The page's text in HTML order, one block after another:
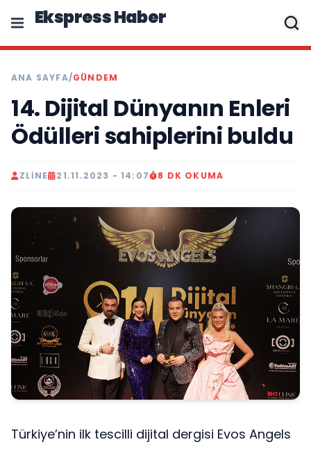
Ekspress Haber
ANA SAYFA/GÜNDEM
14. Dijital Dünyanın Enleri
Ödülleri sahiplerini buldu
ZLINE 21.11.2023 - 14:07 8 DK OKUMA
Türkiye’nin ilk tescilli dijital dergisi Evos Angels